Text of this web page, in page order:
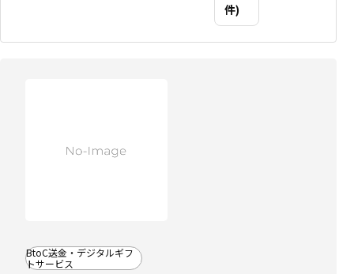
件)
BtoC送金・デジタルギフ
トサービス